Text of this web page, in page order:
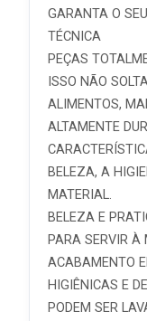
GARANTA O
TÉCNICA
PEÇAS
ISSO NÃO
ALIMENTOS,
ALTAMENTE
BELEZA, A
MATERIAL.
BELEZA E
PARA SERVIR À
ACABAMENTO
HIGIÊNICAS E
PODEM SER